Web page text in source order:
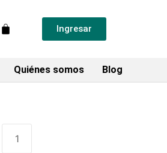
Ingresar
Quiénes somos Blog